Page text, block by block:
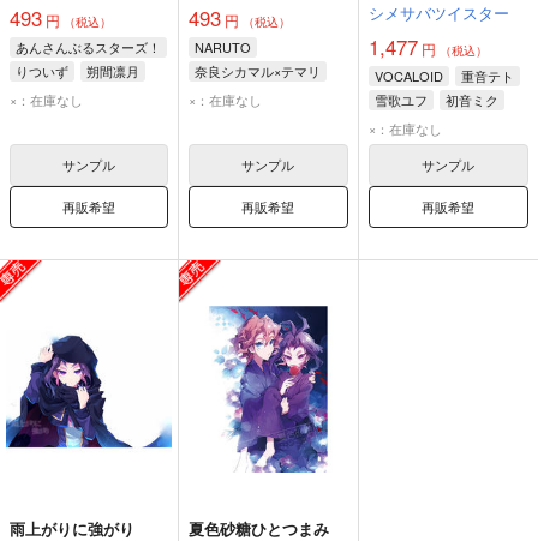
493 円 （税込）
あんさんぶるスターズ！
りついず
朔間凛月
瀬名泉
×：在庫なし
サンプル
再販希望
493 円 （税込）
NARUTO
奈良シカマル×テマリ
奈良シカマル
×：在庫なし
サンプル
再販希望
シメサバツイスター
1,477円 （税込）
VOCALOID
重音テト
雪歌ユフ
初音ミク
×：在庫なし
サンプル
再販希望
雨上がりに強がり
夏色砂糖ひとつまみ